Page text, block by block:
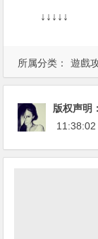
所属分类： 遊戲
↓↓↓↓↓
版权声明
11:38:02